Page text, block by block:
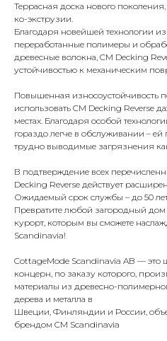
Террасная доска нового
ко-экструзии.
Благодаря новейшей технологии
переработанные полимеры и
древесные волокна, CM Decking
устойчивостью к механическим
Повышенная износоустойчивость
использовать CM Decking Reverse
местах. Благодаря особой
гораздо легче в обслуживании –
трудно выводимые загрязнения
В подтверждение всех
Decking Reverse действует
Ожидаемый срок службы – до 50
Превратите любой загородный
курорт, которым вы сможете
Scandinavia!
CottageMode Scandinavia AB — это
концерн, по заказу которого,
материалы из древесно-
дерева и металла в
Швеции, Финляндии и России,
брендом CM Scandinavia